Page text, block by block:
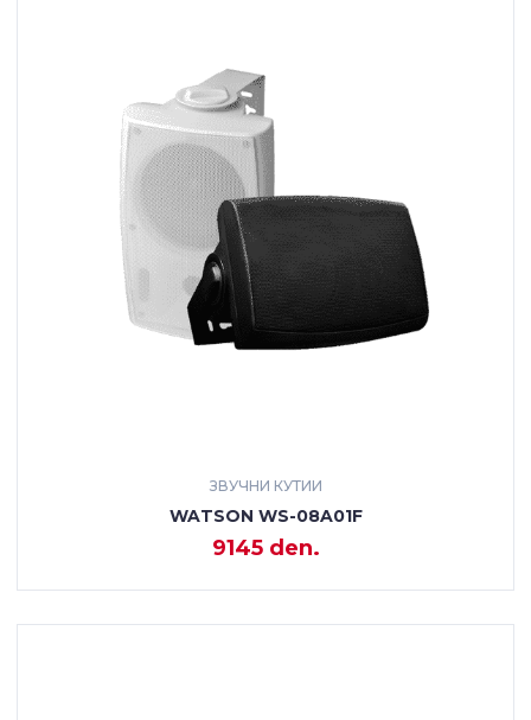
ЗВУЧНИ КУТИИ
WATSON WS-08A01F
9145 den.